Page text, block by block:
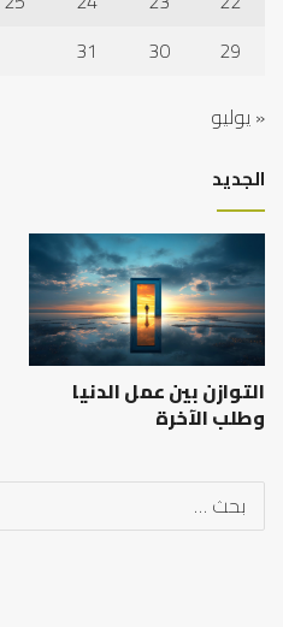
29
30
31
« يوليو
الجديد
التوازن بين عمل الدنيا
وطلب الآخرة